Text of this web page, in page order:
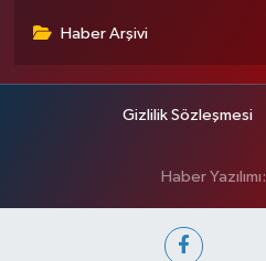
Haber Arşivi
Gizlilik Sözleşmesi
Haber Yazılımı: